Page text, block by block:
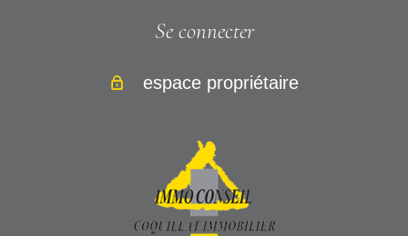
Se connecter
espace propriétaire